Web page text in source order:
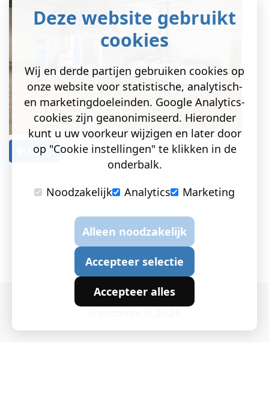
terug
Deze website gebruikt
cookies
Wij en derde partijen gebruiken cookies op
onze website voor statistische, analytisch-
en marketingdoeleinden. Google Analytics-
cookies zijn geanonimiseerd. Hieronder
kunt u uw voorkeur wijzigen en later door
op "Cookie instellingen" te klikken in de
onderbalk.
Noodzakelijk
Analytics Marketing
Alleen noodzakelijk
Accepteer selectie
Accepteer alles